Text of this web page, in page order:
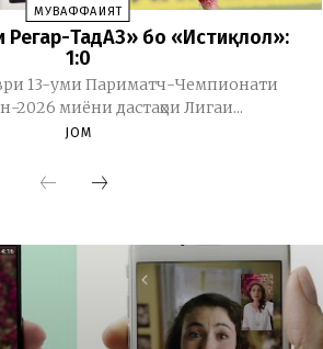
МУВАФФАҚИЯТ
Регар-ТадАЗ» бо «Истиқлол»:
1:0
13-уми Париматч-Чемпионати
2026 миёни дастаҳои Лигаи...
JOM